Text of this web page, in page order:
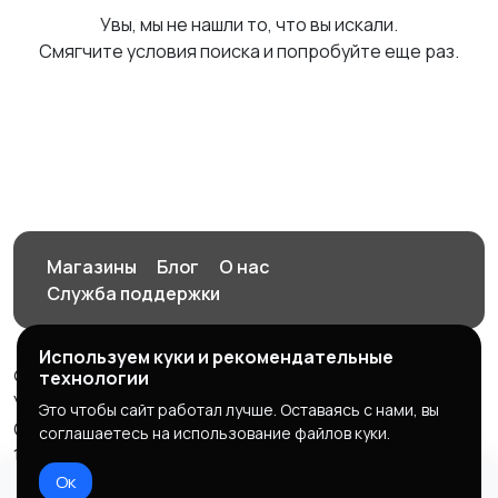
Увы, мы не нашли то, что вы искали.
Смягчите условия поиска и попробуйте еще раз.
Магазины Блог
О нас
Служба поддержки
© 2026 Орен-АЙ - Авто | Недвижимость | Работа |
Услуги
Создал Карусов Е.С ООО "ЦПК" ИНН 5609203278 ОГРН
1235600008841
Используем куки и рекомендательные
технологии
Это чтобы сайт работал лучше. Оставаясь с нами, вы
соглашаетесь на использование файлов куки.
Ок